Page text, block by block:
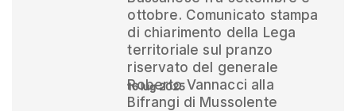
ottobre. Comunicato stampa
di chiarimento della Lega
territoriale sul pranzo
riservato del generale
Roberto Vannacci alla
Bifrangi di Mussolente
16 lug 2025